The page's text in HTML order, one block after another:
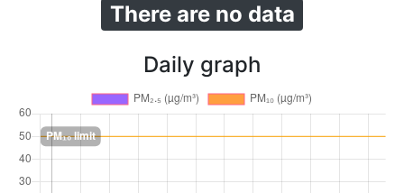
There are no data
Daily graph